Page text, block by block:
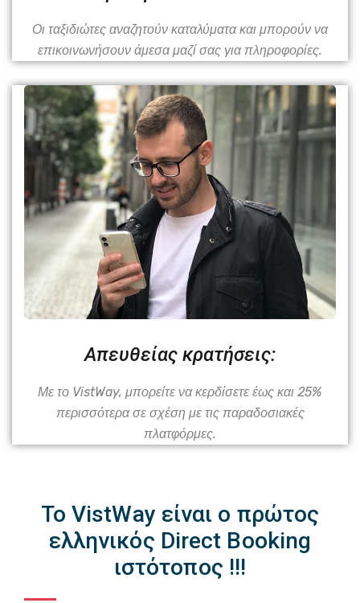
Οι ταξιδιώτες αναζητούν καταλύματα και μπορούν να
επικοινωνήσουν άμεσα μαζί σας για πληροφορίες.
Απευθείας κρατήσεις:
Με το VistWay, μπορείτε να κερδίσετε έως και 25%
περισσότερα σε σχέση με τις παραδοσιακές
πλατφόρμες.
Το VistWay είναι ο πρώτος
ελληνικός Direct Booking
ιστότοπος !!!